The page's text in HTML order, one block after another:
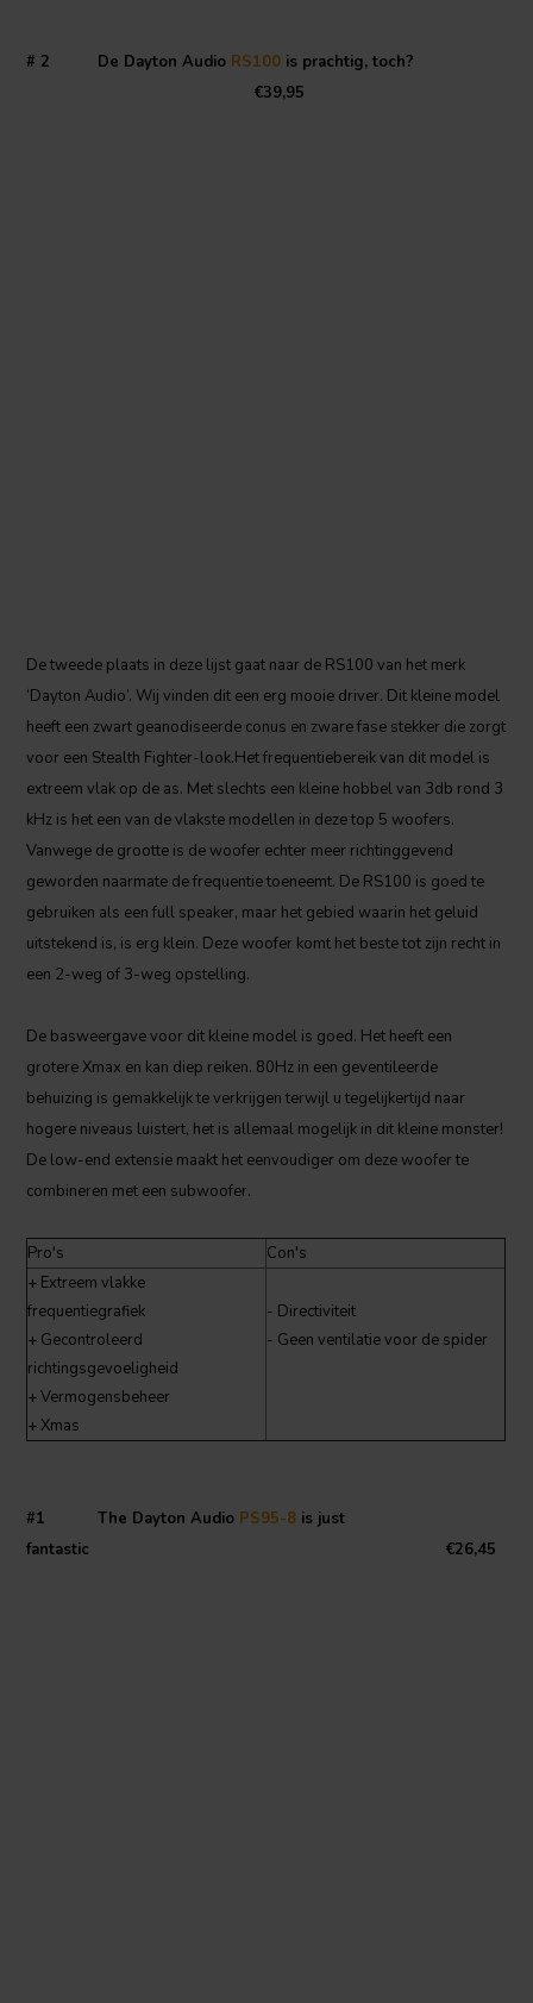
# 2 De Dayton Audio RS100 is prachtig, toch?
€39,95
De tweede plaats in deze lijst gaat naar de RS100 van het merk
‘Dayton Audio’. Wij vinden dit een erg mooie driver. Dit kleine model
heeft een zwart geanodiseerde conus en zware fase stekker die zorgt
voor een Stealth Fighter-look.Het frequentiebereik van dit model is
extreem vlak op de as. Met slechts een kleine hobbel van 3db rond 3
kHz is het een van de vlakste modellen in deze top 5 woofers.
Vanwege de grootte is de woofer echter meer richtinggevend
geworden naarmate de frequentie toeneemt. De RS100 is goed te
gebruiken als een full speaker, maar het gebied waarin het geluid
uitstekend is, is erg klein. Deze woofer komt het beste tot zijn recht in
een 2-weg of 3-weg opstelling.
De basweergave voor dit kleine model is goed. Het heeft een
grotere Xmax en kan diep reiken. 80Hz in een geventileerde
behuizing is gemakkelijk te verkrijgen terwijl u tegelijkertijd naar
hogere niveaus luistert, het is allemaal mogelijk in dit kleine monster!
De low-end extensie maakt het eenvoudiger om deze woofer te
combineren met een subwoofer.
Pro's
Con's
+ Extreem vlakke
frequentiegrafiek
+ Gecontroleerd
richtingsgevoeligheid
+ Vermogensbeheer
+ Xmas
- Directiviteit
- Geen ventilatie voor de spider
#1 The Dayton Audio PS95-8 is just
fantastic €26,45